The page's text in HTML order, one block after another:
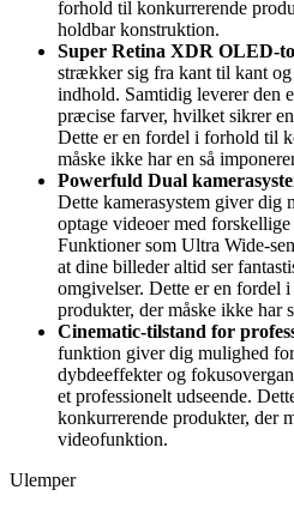
forhold til konkurrerende
holdbar konstruktion.
Super Retina XDR OLED-
strækker sig fra kant til kant
indhold. Samtidig leverer den
præcise farver, hvilket sikrer
Dette er en fordel i forhold til
måske ikke har en så
Powerfuld Dual
Dette kamerasystem giver dig
optage videoer med
Funktioner som Ultra Wide-
at dine billeder altid ser
omgivelser. Dette er en fordel
produkter, der måske ikke har
Cinematic-tilstand for
funktion giver dig mulighed
dybdeeffekter og
et professionelt udseende.
konkurrerende produkter, der
videofunktion.
Ulemper